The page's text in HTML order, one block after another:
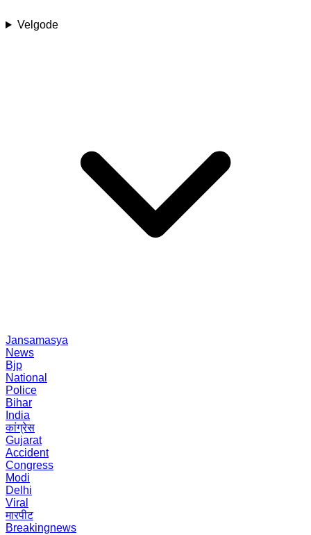
Velgode
Jansamasya
News
Bjp
National
Police
Bihar
India
कांग्रेस
Gujarat
Accident
Congress
Modi
Delhi
Viral
मारपीट
Breakingnews